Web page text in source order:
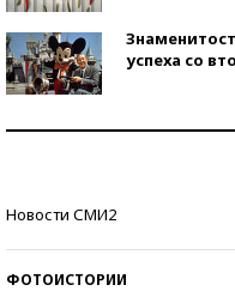
успеха со
Новости СМИ2
ФОТОИСТОРИИ